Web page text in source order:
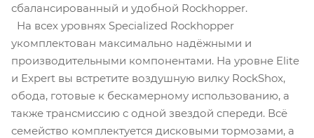
сбалансированный и удобной Rockhopper.
На всех уровнях Specialized Rockhopper
укомплектован максимально надёжными и
производительными компонентами. На уровне Elite
и Expert вы встретите воздушную вилку RockShox,
обода, готовые к бескамерному использованию, а
также трансмиссию с одной звездой спереди. Всё
семейство комплектуется дисковыми тормозами, а